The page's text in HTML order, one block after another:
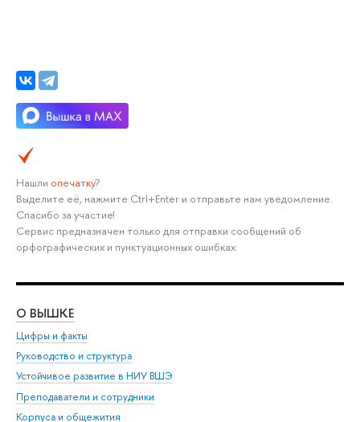
Нашли опечатку?
Выделите её, нажмите Ctrl+Enter и отправьте нам уведомление.
Спасибо за участие!
Сервис предназначен только для отправки сообщений об
орфографических и пунктуационных ошибках.
О ВЫШКЕ
Цифры и факты
Руководство и структура
Устойчивое развитие в НИУ ВШЭ
Преподаватели и сотрудники
Корпуса и общежития